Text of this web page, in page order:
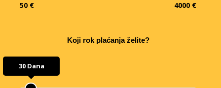
50 € 4000 €
Koji rok plaćanja želite?
30 Dana